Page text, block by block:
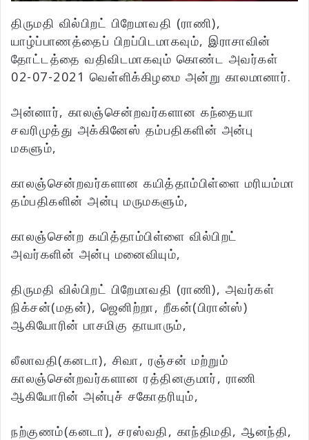
திருமதி வில்பிறட் பிறேமாவதி (ராணி),
யாழ்ப்பாணத்தைப் பிறப்பிடமாகவும், இராசாவின்
தோட்டத்தை வதிவிடமாகவும் கொண்ட அவர்கள்
02-07-2021 வெள்ளிக்கிழமை அன்று காலமானார்.
அன்னார், காலஞ்சென்றவர்களான கந்தையா
சவரிமுத்து அக்கினேஸ் தம்பதிகளின் அன்பு
மகளும்,
காலஞ்சென்றவர்களான கயித்தாம்பிள்ளை மரியம்மா
தம்பதிகளின் அன்பு மருமகளும்,
காலஞ்சென்ற கயித்தாம்பிள்ளை வில்பிறட்
அவர்களின் அன்பு மனைவியும்,
திருமதி வில்பிறட் பிறேமாவதி (ராணி), அவர்கள்
நிக்சன்(மதன்), ஜெனிற்றா, றீகன்(பிரான்ஸ்)
ஆகியோரின் பாசமிகு தாயாரும்,
லீலாவதி(கனடா), சிவா, ரஞ்சன் மற்றும்
காலஞ்சென்றவர்களான ரத்தினகுமார், ராணி
ஆகியோரின் அன்புச் சகோதரியும்,
நற்குணம்(கனடா), சரஸ்வதி, காந்திமதி, ஆனந்தி,